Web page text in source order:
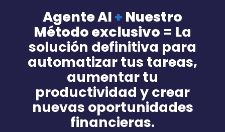
Agente AI+ Nuestro
Método exclusivo = La
solución definitiva para
automatizar tus tareas,
aumentar tu
productividad y crear
nuevas oportunidades
financieras.